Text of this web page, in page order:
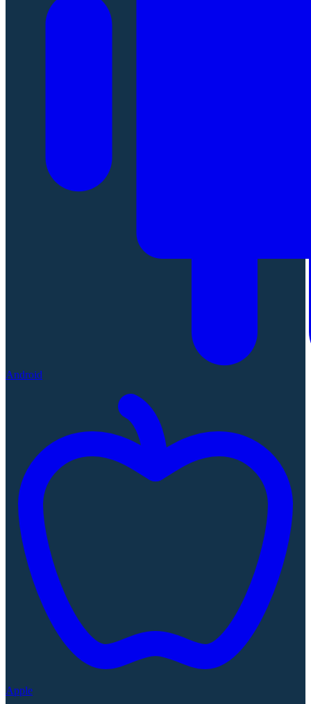
Android
Apple